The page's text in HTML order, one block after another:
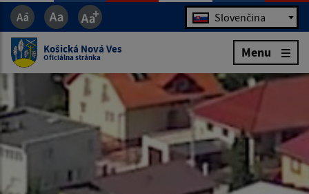
Jazyk Slovenčina
Košická Nová Ves
Oficiálna stránka Menu